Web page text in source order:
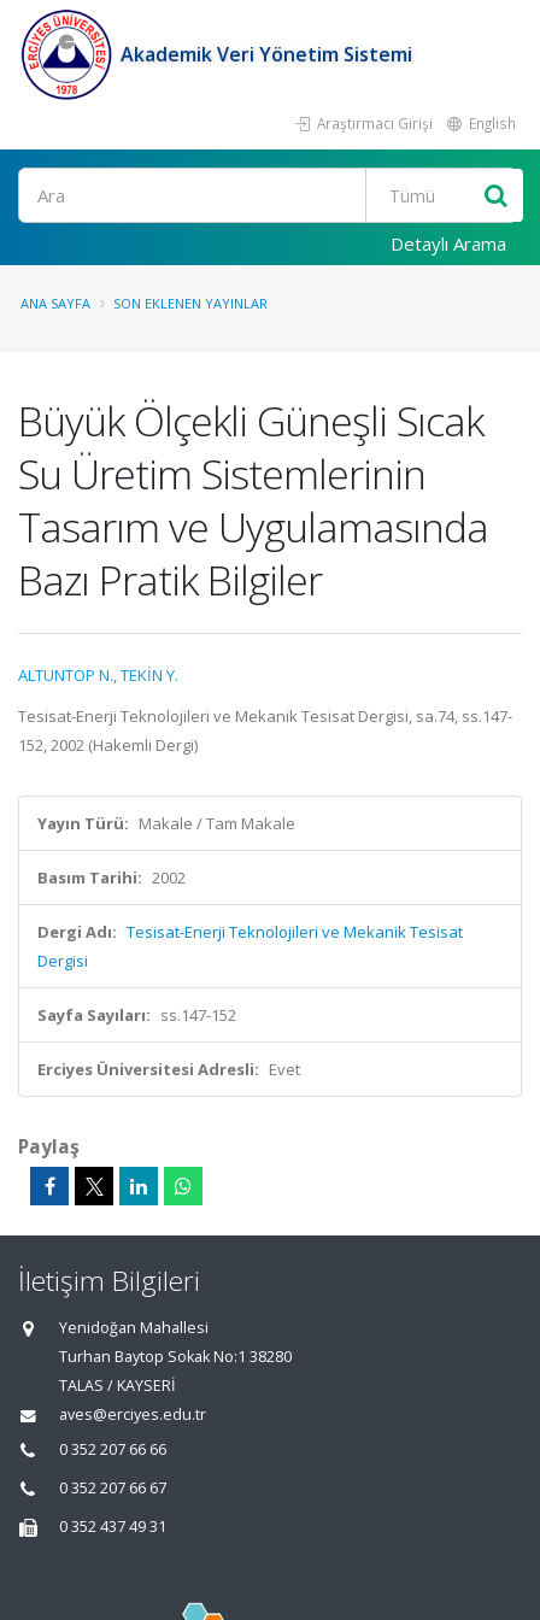
Akademik Veri Yönetim Sistemi
Araştırmacı Girişi English
Ara
Detaylı Arama
ANA SAYFA SON EKLENEN YAYINLAR
Büyük Ölçekli Güneşli Sıcak
Su Üretim Sistemlerinin
Tasarım ve Uygulamasında
Bazı Pratik Bilgiler
ALTUNTOP N.,TEKİN Y.
Tesisat-Enerji Teknolojileri ve Mekanik Tesisat Dergisi, sa.74, ss.147-
152, 2002 (Hakemli Dergi)
Yayın Türü: Makale / Tam Makale
Basım Tarihi: 2002
Dergi Adı: Tesisat-Enerji Teknolojileri ve Mekanik Tesisat
Dergisi
Sayfa Sayıları: ss.147-152
Erciyes Üniversitesi Adresli: Evet
Paylaş
İletişim Bilgileri
Yenidoğan Mahallesi
Turhan Baytop Sokak No:1 38280
TALAS / KAYSERİ
aves@erciyes.edu.tr
0 352 207 66 66
0 352 207 66 67
0 352 437 49 31